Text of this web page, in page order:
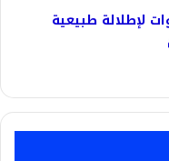
لإطلالة طبيعية